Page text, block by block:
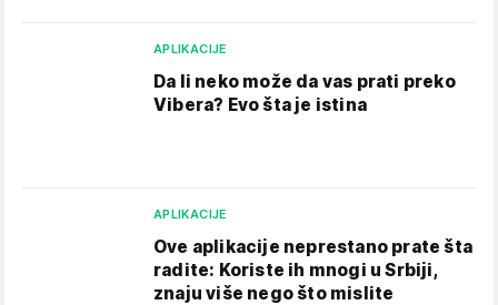
APLIKACIJE
Da li neko može da vas prati preko
Vibera? Evo šta je istina
APLIKACIJE
Ove aplikacije neprestano prate šta
radite: Koriste ih mnogi u Srbiji,
znaju više nego što mislite